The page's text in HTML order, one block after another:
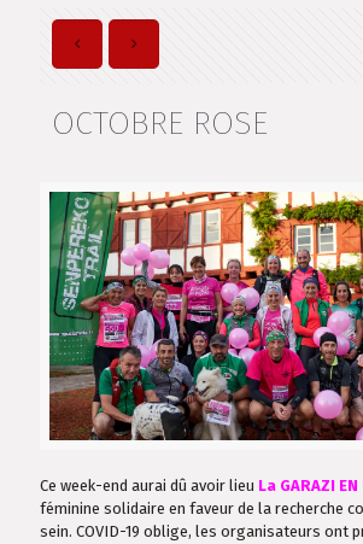
OCTOBRE ROSE
Ce week-end aurai dû avoir lieu La GARAZI EN
féminine solidaire en faveur de la recherche
sein. COVID-19 oblige, les organisateurs ont